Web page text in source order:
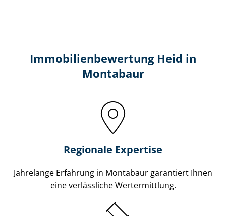
Immobilien­bewertung Heid in
Montabaur
Regionale Expertise
Jahrelange Erfahrung in Montabaur garantiert Ihnen
eine verlässliche Wertermittlung.